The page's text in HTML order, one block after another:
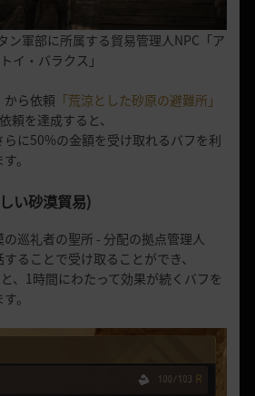
ン軍部に所属する貿易管理人NPC「ア
トイ・バラクス」
から依頼 「荒涼とした砂原の避難所」
頼を達成すると、
に50%の金額を受け取れるバフを利
。
い砂漠貿易)
巡礼者の聖所 - 分配の拠点管理人
することで受け取ることができ、
、1時間にわたって効果が続くバフを
。